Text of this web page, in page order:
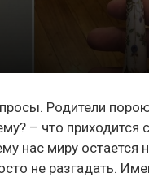
Родители
– что
нас миру остается
не разгадать.